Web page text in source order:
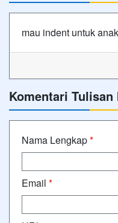
mau indent untuk
Komentari Tulisan
Nama Lengkap*
Email *